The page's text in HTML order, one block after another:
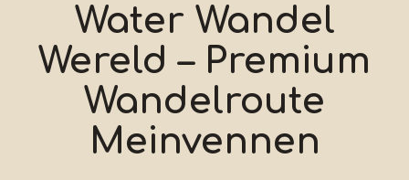
Water Wandel
Wereld – Premium
Wandelroute
Meinvennen